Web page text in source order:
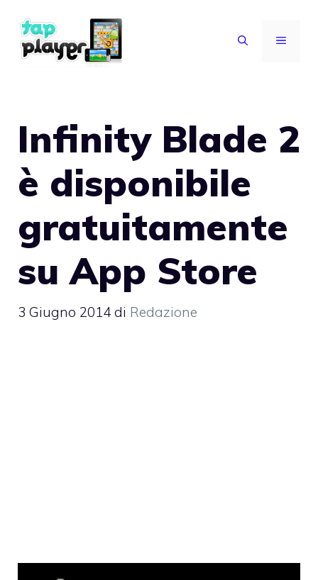
contenuto
MENU
Infinity Blade 2
è disponibile
gratuitamente
su App Store
3 Giugno 2014 di Redazione